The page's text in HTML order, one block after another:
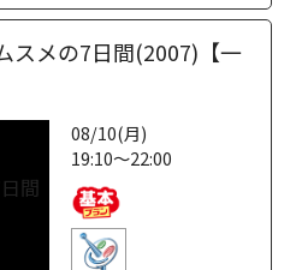
スメの7日間(2007)【一
08/10(月)
19:10～22:00